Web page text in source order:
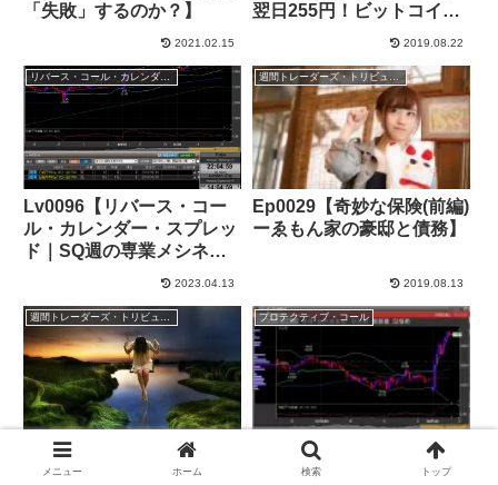
「失敗」するのか？】
2021.02.15
翌日255円！ビットコイン
2019.08.22
Lv0096【リバース・コー
ル・カレンダー・スプレッ
ド｜SQ週の専業メシネ
2023.04.13
Ep0029【奇妙な保険(前編)
ーゑもん家の豪邸と債務】
2019.08.13
Ep0069【「KEN」第06話
(スピンオフ)－じり貧専業
プロテクティブ・コール
Lv0052【三連休明けのIV
大剥げ祭り】+83,000円
メニュー ホーム 検索 トップ